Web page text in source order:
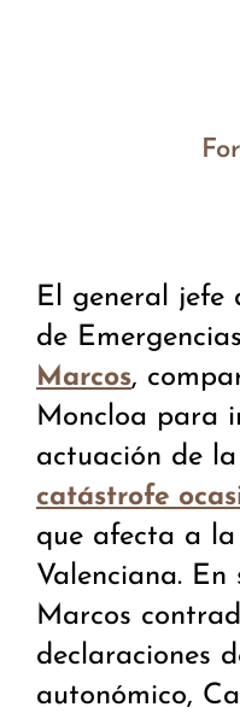
El general
de
Marcos,
Moncloa para
actuación de
catástrofe
que afecta a
Valenciana. En
Marcos
declaraciones
autonómico,